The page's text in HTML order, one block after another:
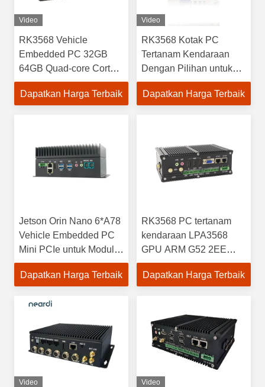
Video
RK3568 Vehicle
Embedded PC 32GB
64GB Quad-core Cortex-
A55
Dapatkan Harga Terbaik
Video
RK3568 Kotak PC
Tertanam Kendaraan
Dengan Pilihan untuk
1GB/2GB/4GB/8GB
Dapatkan Harga Terbaik
Jetson Orin Nano 6*A78
Vehicle Embedded PC
Mini PCIe untuk Modul
2G/3G/4G/5G LTE
Dapatkan Harga Terbaik
RK3568 PC tertanam
kendaraan LPA3568
GPU ARM G52 2EE
RS232 RS485
Dapatkan Harga Terbaik
Video Video